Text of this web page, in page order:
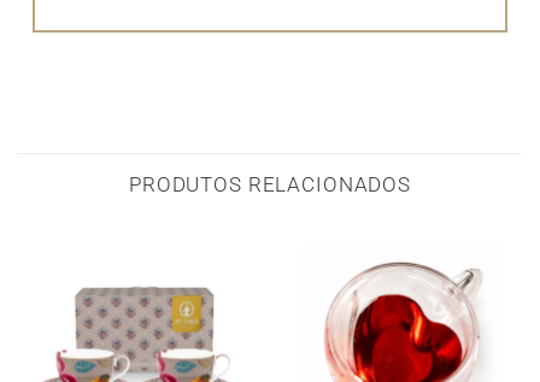
PRODUTOS RELACIONADOS